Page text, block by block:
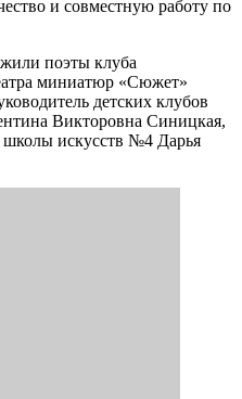
и совместную работу по
поэты клуба
миниатюр «Сюжет»
детских клубов
Викторовна Синицкая,
школы искусств №4 Дарья